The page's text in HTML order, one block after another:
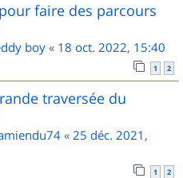
faire des parcours
boy « 18 oct. 2022, 15:40
1 2
traversée du
« 25 déc. 2021,
1 2